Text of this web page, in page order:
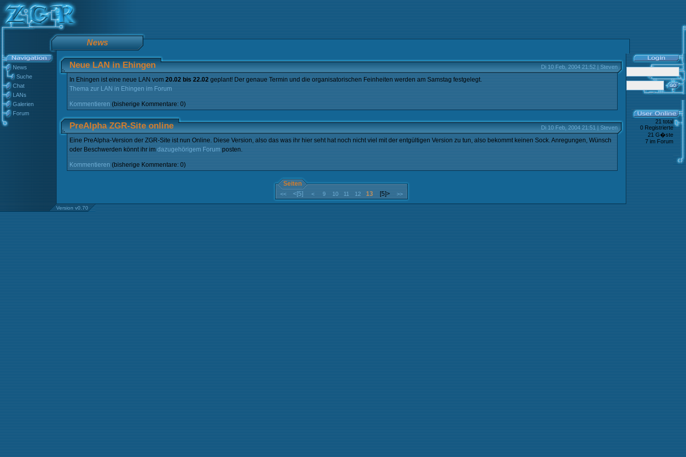
News
News
Suche
Chat
LANs
Galerien
Forum
Neue LAN in Ehingen Di 10 Feb, 2004 21:52 | Steven
In Ehingen ist eine neue LAN vom 20.02 bis 22.02 geplant! Der genaue Termin und die organisatorischen Feinheiten werden am Samstag festgelegt.
Thema zur LAN in Ehingen im Forum
Kommentieren (bisherige Kommentare: 0)
PreAlpha ZGR-Site online Di 10 Feb, 2004 21:51 | Steven
Eine PreAlpha-Version der ZGR-Site ist nun Online. Diese Version, also das was ihr hier seht hat noch nicht viel mit der entgültigen Version zu tun, also bekommt keinen Sock. Anregungen, Wünsch
oder Beschwerden könnt ihr im dazugehörigem Forum posten.
Kommentieren (bisherige Kommentare: 0)
Seiten
<< <[5] < 9 10 11 12 13 [5]> >>
21 total
0 Registrierte
21 G�ste
7 im Forum
Version v0.70